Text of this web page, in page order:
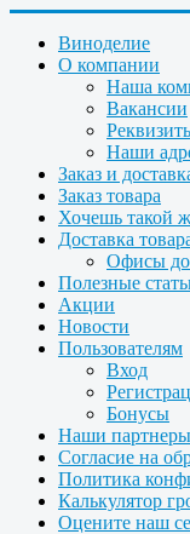
Виноделие
О компании
Наша
Вакансии
Наши
Заказ и
Заказ товара
Хочешь такой
Доставка
Офисы
Полезные
Акции
Новости
Пользователям
Вход
Бонусы
Наши партнеры
Согласие на
Политика
Калькулятор
Оцените наш